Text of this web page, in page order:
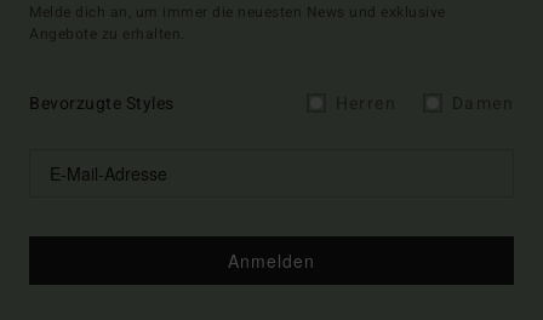
Melde dich an, um immer die neuesten News und exklusive
Angebote zu erhalten.
Bevorzugte Styles
Anmelden